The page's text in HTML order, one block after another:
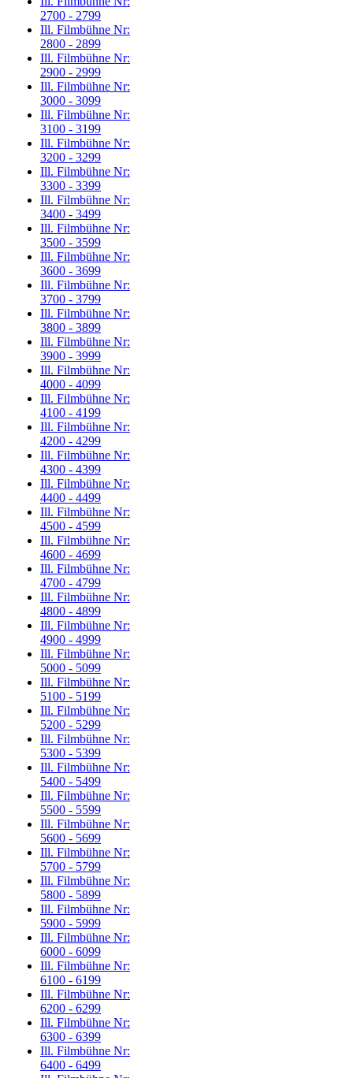
2700 - 2799
Ill. Filmbühne Nr:
2800 - 2899
Ill. Filmbühne Nr:
2900 - 2999
Ill. Filmbühne Nr:
3000 - 3099
Ill. Filmbühne Nr:
3100 - 3199
Ill. Filmbühne Nr:
3200 - 3299
Ill. Filmbühne Nr:
3300 - 3399
Ill. Filmbühne Nr:
3400 - 3499
Ill. Filmbühne Nr:
3500 - 3599
Ill. Filmbühne Nr:
3600 - 3699
Ill. Filmbühne Nr:
3700 - 3799
Ill. Filmbühne Nr:
3800 - 3899
Ill. Filmbühne Nr:
3900 - 3999
Ill. Filmbühne Nr:
4000 - 4099
Ill. Filmbühne Nr:
4100 - 4199
Ill. Filmbühne Nr:
4200 - 4299
Ill. Filmbühne Nr:
4300 - 4399
Ill. Filmbühne Nr:
4400 - 4499
Ill. Filmbühne Nr:
4500 - 4599
Ill. Filmbühne Nr:
4600 - 4699
Ill. Filmbühne Nr:
4700 - 4799
Ill. Filmbühne Nr:
4800 - 4899
Ill. Filmbühne Nr:
4900 - 4999
Ill. Filmbühne Nr:
5000 - 5099
Ill. Filmbühne Nr:
5100 - 5199
Ill. Filmbühne Nr:
5200 - 5299
Ill. Filmbühne Nr:
5300 - 5399
Ill. Filmbühne Nr:
5400 - 5499
Ill. Filmbühne Nr:
5500 - 5599
Ill. Filmbühne Nr:
5600 - 5699
Ill. Filmbühne Nr:
5700 - 5799
Ill. Filmbühne Nr:
5800 - 5899
Ill. Filmbühne Nr:
5900 - 5999
Ill. Filmbühne Nr:
6000 - 6099
Ill. Filmbühne Nr:
6100 - 6199
Ill. Filmbühne Nr:
6200 - 6299
Ill. Filmbühne Nr:
6300 - 6399
Ill. Filmbühne Nr:
6400 - 6499